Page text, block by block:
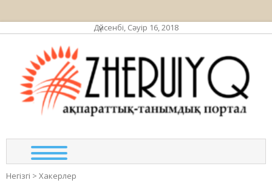
Дүйсенбі, Сәуір 16, 2018
Негізгі > Хакерлер